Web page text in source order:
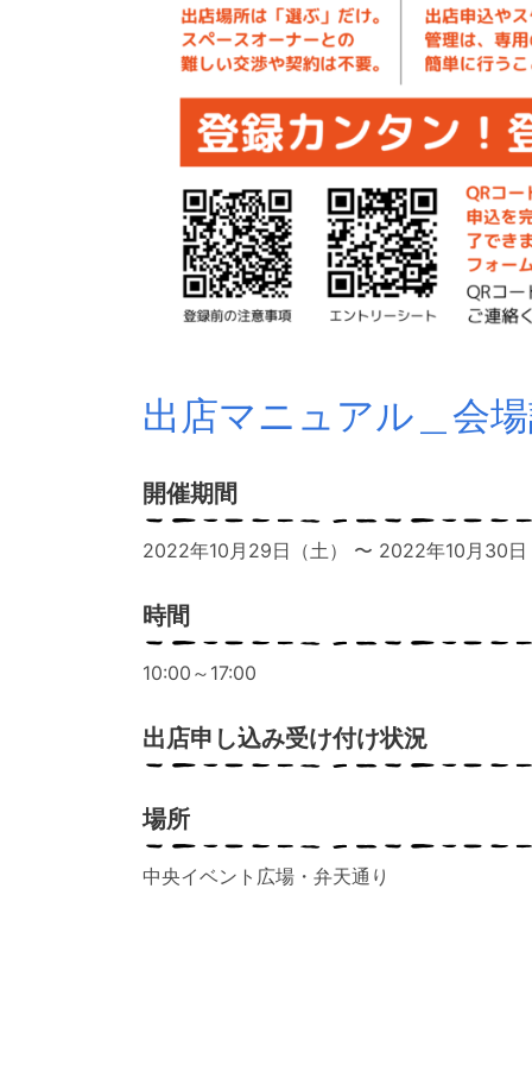
出店マニュアル＿会
開催期間
2022年10月29日（土） 〜 2022年10月30日
時間
10:00～17:00
出店申し込み受け付け状況
場所
中央イベント広場・弁天通り